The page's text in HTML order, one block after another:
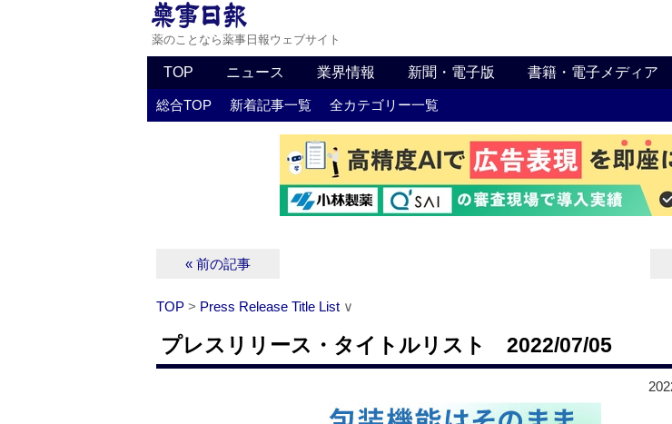
薬のことなら薬事日報ウェブサイト
TOP ニュース 業界情報 新聞・電子版 書籍・電子メディア
総合TOP 新着記事一覧 全カテゴリー一覧
« 前の記事
TOP > Press Release Title List ∨
プレスリリース・タイトルリスト 2022/07/05